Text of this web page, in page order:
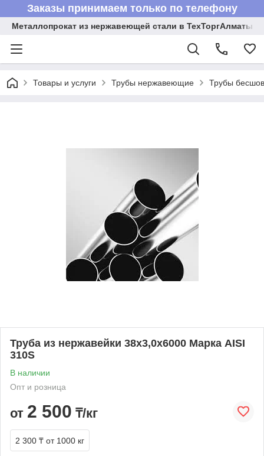
Заказы принимаем только по телефону
Металлопрокат из нержавеющей стали в ТехТоргАлматы
Товары и услуги Трубы нержавеющие Трубы
Труба из нержавейки 38х3,0х6000 Марка AISI
310S
В наличии
Опт и розница
от 2 500 ₸/кг
2 300 ₸ от 1000 кг